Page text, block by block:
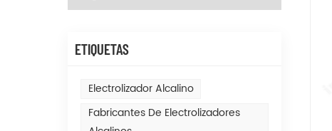
ETIQUETAS
Electrolizador Alcalino
Fabricantes De Electrolizadores